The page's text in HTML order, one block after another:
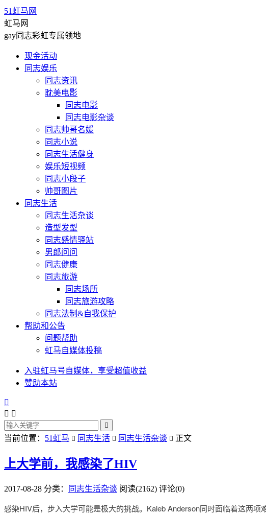
51虹马网
虹马网
gay同志彩虹专属领地
现金活动
同志娱乐
同志资讯
耽美电影
同志电影
同志电影杂谈
同志帅哥名媛
同志小说
同志生活健身
娱乐短视频
同志小段子
帅哥图片
同志生活
同志生活杂谈
造型发型
同志感情驿站
男郎问问
同志健康
同志旅游
同志场所
同志旅游攻略
同志法制&自我保护
帮助和公告
问题帮助
虹马自媒体投稿
入驻虹马号自媒体，享受超值收益
赞助本站

 

当前位置： 51虹马  同志生活  同志生活杂谈  正文
上大学前，我感染了HIV
2017-08-28 分类： 同志生活杂谈 阅读(2162) 评论(0)
感染HIV后，步入大学可能是极大的挑战。Kaleb Anderson同时面临着这两项